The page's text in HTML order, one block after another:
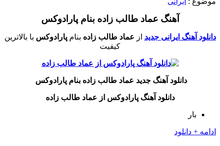
آهنگ عماد طالب زاده بنام پارادوکس
دانلود آهنگ ایرانی جدید از عماد طالب زاده بنامپارادوکس با بالاترین
کیفیت
دانلود آهنگ جدید عماد طالب زاده بنام پارادوکس
دانلود آهنگ پارادوکس از عماد طالب زاده
بار
ادامه + دانلود